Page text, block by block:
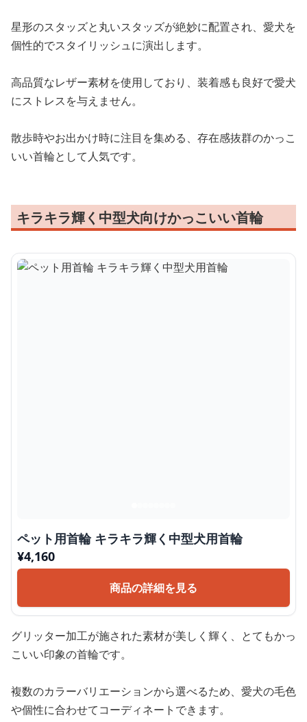
星形のスタッズと丸いスタッズが絶妙に配置され、愛犬を
個性的でスタイリッシュに演出します。
高品質なレザー素材を使用しており、装着感も良好で愛犬
にストレスを与えません。
散歩時やお出かけ時に注目を集める、存在感抜群のかっこ
いい首輪として人気です。
キラキラ輝く中型犬向けかっこいい首輪
ペット用首輪 キラキラ輝く中型犬用首輪
¥4,160
商品の詳細を見る
グリッター加工が施された素材が美しく輝く、とてもかっ
こいい印象の首輪です。
複数のカラーバリエーションから選べるため、愛犬の毛色
や個性に合わせてコーディネートできます。